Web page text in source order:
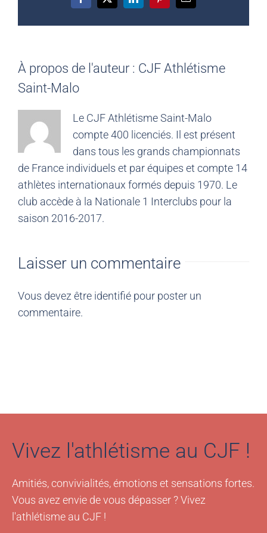
Facebook
X LinkedInPinterestEmail
À propos de l'auteur : CJF Athlétisme
Saint-Malo
Le CJF Athlétisme Saint-Malo
compte 400 licenciés. Il est présent
dans tous les grands championnats
de France individuels et par équipes et compte 14
athlètes internationaux formés depuis 1970. Le
club accède à la Nationale 1 Interclubs pour la
saison 2016-2017.
Laisser un commentaire
Vous devez être identifié pour poster un
commentaire.
Vivez l'athlétisme au CJF !
Amitiés, convivialités, émotions et sensations fortes.
Vous avez envie de vous dépasser ? Vivez
l'athlétisme au CJF !